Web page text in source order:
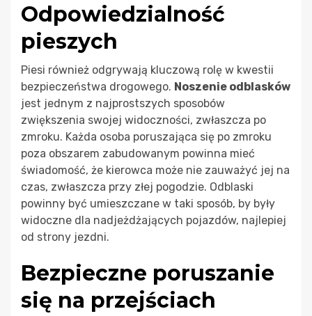
Odpowiedzialność
pieszych
Piesi również odgrywają kluczową rolę w kwestii
bezpieczeństwa drogowego. Noszenie odblasków
jest jednym z najprostszych sposobów
zwiększenia swojej widoczności, zwłaszcza po
zmroku. Każda osoba poruszająca się po zmroku
poza obszarem zabudowanym powinna mieć
świadomość, że kierowca może nie zauważyć jej na
czas, zwłaszcza przy złej pogodzie. Odblaski
powinny być umieszczane w taki sposób, by były
widoczne dla nadjeżdżających pojazdów, najlepiej
od strony jezdni.
Bezpieczne poruszanie
się na przejściach